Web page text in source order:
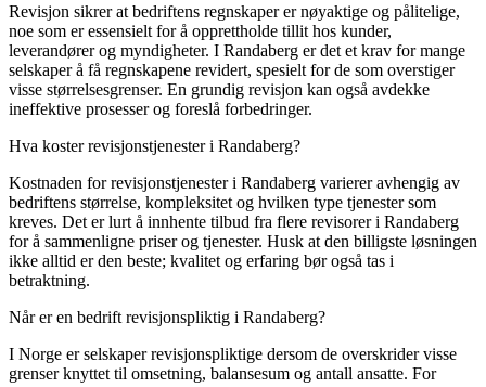
Revisjon sikrer at bedriftens regnskaper er nøyaktige og pålitelige,
noe som er essensielt for å opprettholde tillit hos kunder,
leverandører og myndigheter. I Randaberg er det et krav for mange
selskaper å få regnskapene revidert, spesielt for de som overstiger
visse størrelsesgrenser. En grundig revisjon kan også avdekke
ineffektive prosesser og foreslå forbedringer.
Hva koster revisjonstjenester i Randaberg?
Kostnaden for revisjonstjenester i Randaberg varierer avhengig av
bedriftens størrelse, kompleksitet og hvilken type tjenester som
kreves. Det er lurt å innhente tilbud fra flere revisorer i Randaberg
for å sammenligne priser og tjenester. Husk at den billigste løsningen
ikke alltid er den beste; kvalitet og erfaring bør også tas i
betraktning.
Når er en bedrift revisjonspliktig i Randaberg?
I Norge er selskaper revisjonspliktige dersom de overskrider visse
grenser knyttet til omsetning, balansesum og antall ansatte. For